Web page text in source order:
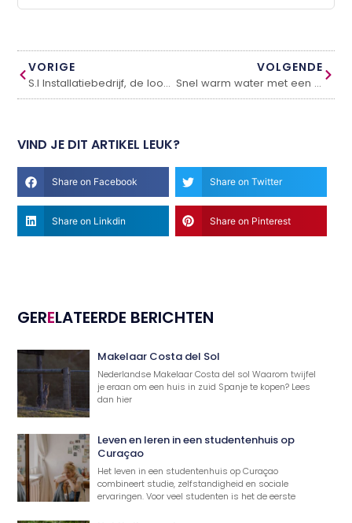
VORIGE
S.I Installatiebedrijf, de loodgieter in Amsterdam zonder voorrijkosten
VOLGENDE
Snel warm water met een doorstromer-elektrische water verwarmer
VIND JE DIT ARTIKEL LEUK?
Share on Facebook Share on Twitter
Share on Linkdin Share on Pinterest
GERELATEERDE BERICHTEN
Makelaar Costa del Sol
Nederlandse Makelaar Costa del sol Waarom twijfel
je eraan om een huis in zuid Spanje te kopen? Lees
dan hier
Leven en leren in een studentenhuis op
Curaçao
Het leven in een studentenhuis op Curaçao
combineert studie, zelfstandigheid en sociale
ervaringen. Voor veel studenten is het de eerste